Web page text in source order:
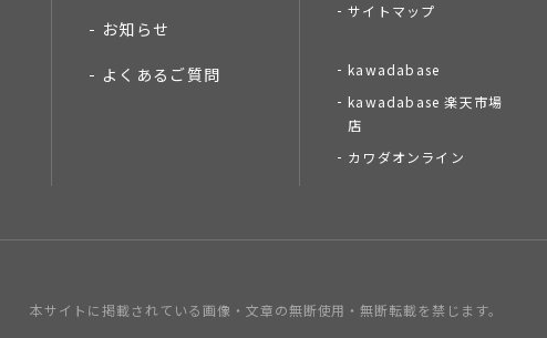
お知らせ
よくあるご質問
サイトマップ
kawadabase
kawadabase 楽天市場
店
カワダオンライン
本サイトに掲載されている画像・文章の無断使用・無断転載を禁じます。